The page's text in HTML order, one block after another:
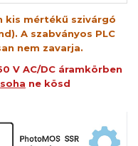
kis mértékű szivárgó
A szabványos PLC
nem zavarja.
V AC/DC áramkörben
soha ne kösd